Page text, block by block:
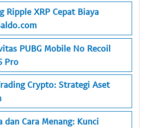
Ripple XRP Cepat Biaya
PUBG Mobile No Recoil
Pro
Crypto: Strategi Aset
dan Cara Menang: Kunci